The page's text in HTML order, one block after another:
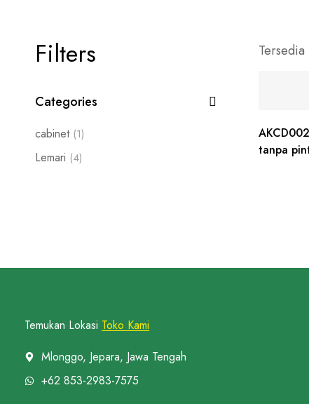
Filters
Categories
cabinet (1)
Lemari (4)
tanpa
Temukan Lokasi Toko Kami
Mlonggo, Jepara, Jawa Tengah
+62 853-2983-7575